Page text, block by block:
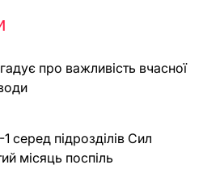
про важливість вчасної
підрозділів Сил
місяць поспіль